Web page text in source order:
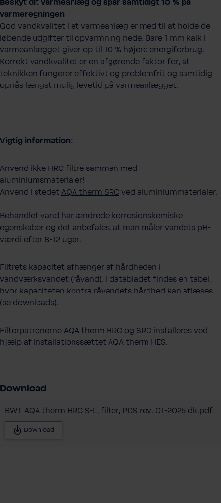
Beskyt dit varmeanlæg og spar samtidigt 10 % på
varmeregningen
God vandkvalitet i et varmeanlæg er med til at holde de
løbende udgifter til opvarmning nede. Bare 1 mm kalk i
varmeanlægget giver op til 10 % højere energiforbrug.
Korrekt vandkvalitet er en afgørende faktor for, at
teknikken fungerer effektivt og problemfrit og samtidig
opnås længst mulig levetid på varmeanlægget.
Vigtig information:
Anvend ikke HRC filtre sammen med
aluminiumsmaterialer!
Anvend i stedet AQA therm SRC ved aluminiummaterialer.
Behandlet vand har ændrede korrosionskemiske
egenskaber og det anbefales, at man måler vandets pH-
værdi efter 8-12 uger.
Filtrets kapacitet afhænger af hårdheden i
vandværksvandet (råvand). I databladet findes en tabel,
hvor kapaciteten kontra råvandets hårdhed kan aflæses
(se downloads).
Filterpatronerne AQA therm HRC og SRC installeres ved
hjælp af installationssættet AQA therm HES.
Download
BWT AQA therm HRC S-L, filter, PDS rev. 01-2025 dk.pdf
Download